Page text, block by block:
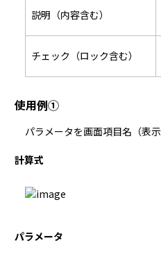
説明（内容含む）
チェック（ロック含む）
使用例①
パラメータを画面項目名（表
計算式
パラメータ